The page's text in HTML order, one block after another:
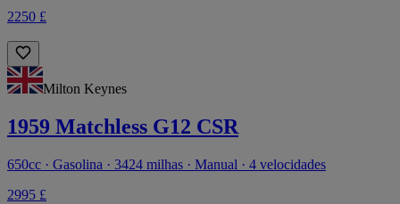
2250 £
Milton Keynes
1959 Matchless G12 CSR
650cc · Gasolina · 3424 milhas · Manual · 4 velocidades
2995 £